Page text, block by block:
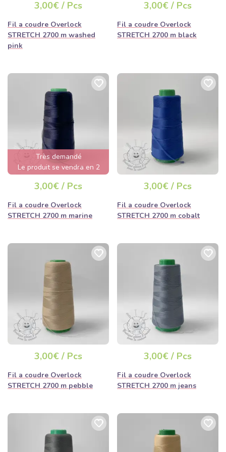
Pince coupante sur la peau et tcr.
POURQUOI LA MERCERIE EST
SI IMPORTANTE POUR NOUS
Nous nous sommes surtout spécialisés dans la catégorie de la
mercerie, car sans les bons produits Vous n'irez pas loin dans le
domaine de la mode et de la décoration. De plus, Vous trouverez
Votre travail. Et Vous trouverez tout dans notre boutique !
Nous Vous garantissons de sélectionner nos produits de
mercerie de la meilleure qualité afin que Votre produit final dure
le plus longtemps possible lorsque Vous le cousez à partir de
nos fils ou si Vous utilisez nos cordons !
Vous recevrez Votre commande rapidement et vous pourrez
commencer la production immédiatement.
3,00€ / Pcs
Fil a coudre Overlock
STRETCH 2700 m washed
pink
3,00€ / Pcs
Fil a coudre Overlock
STRETCH 2700 m black
Très demandé
Le produit se vendra en 2
3,00€ / Pcs
Fil a coudre Overlock
STRETCH 2700 m marine
3,00€ / Pcs
Fil a coudre Overlock
STRETCH 2700 m cobalt
3,00€ / Pcs
Fil a coudre Overlock
STRETCH 2700 m pebble
3,00€ / Pcs
Fil a coudre Overlock
STRETCH 2700 m jeans